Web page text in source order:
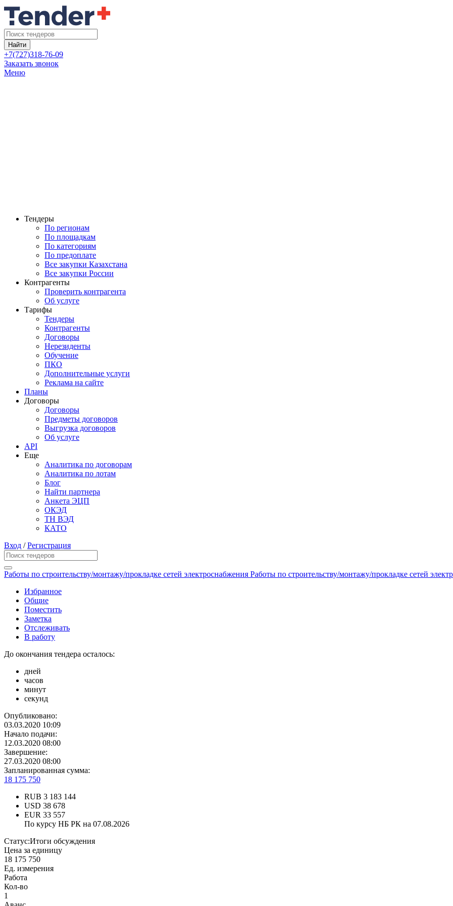
Найти
+7(727)318-76-09
Заказать звонок
Меню
Тендеры
По регионам
По площадкам
По категориям
По предоплате
Все закупки Казахстана
Все закупки России
Контрагенты
Проверить контрагента
Об услуге
Тарифы
Тендеры
Контрагенты
Договоры
Нерезиденты
Обучение
ПКО
Дополнительные услуги
Реклама на сайте
Планы
Договоры
Договоры
Предметы договоров
Выгрузка договоров
Об услуге
API
Еще
Аналитика по договорам
Аналитика по лотам
Блог
Найти партнера
Анкета ЭЦП
ОКЭД
ТН ВЭД
КАТО
Вход /Регистрация
Работы по строительству/монтажу/прокладке сетей электроснабжения Работы по строительству/монтажу/прокладке сетей
Избранное
Общие
Поместить
Заметка
Отслеживать
В работу
До окончания тендера осталось:
дней
часов
минут
секунд
Опубликовано:
03.03.2020 10:09
Начало подачи:
12.03.2020 08:00
Завершение:
27.03.2020 08:00
Запланированная сумма:
18 175 750
RUB 3 183 144
USD 38 678
EUR 33 557
По курсу НБ РК на 07.08.2026
Статус:Итоги обсуждения
Цена за единицу
18 175 750
Ед. измерения
Работа
Кол-во
1